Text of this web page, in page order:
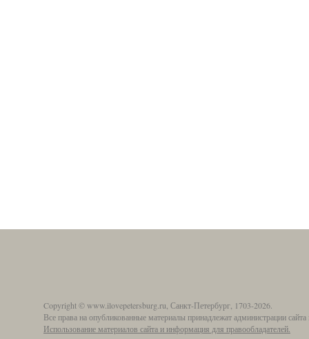
Copyright © www.ilovepetersburg.ru, Санкт-Петербург, 1703-2026.
Все права на опубликованные материалы принадлежат администрации
Использование материалов сайта и информация для правообладателей.